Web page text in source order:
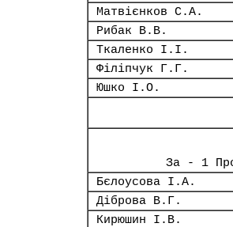
Матвієнков С.А.
Рибак В.В.
Ткаленко І.І.
Філіпчук Г.Г.
Юшко І.О.
За - 1
Бєлоусова І.А.
Діброва В.Г.
Кирюшин І.В.